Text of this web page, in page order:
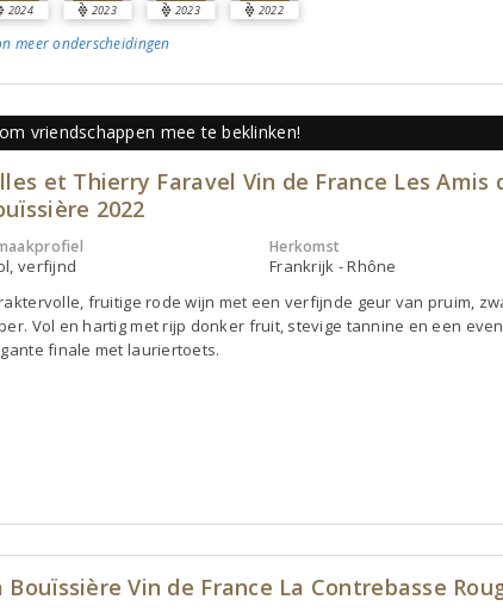
2024 2023 2023 2022
meeronderscheidingen
vriendschappen mee te beklinken!
et Thierry Faravel Vin de France Les Amis
2022
verfijnd
Herkomst
Frankrijk - Rhône
fruitige rode wijn met een verfijnde geur van pruim,
Vol en hartig met rijp donker fruit, stevige tannine en een
finale met lauriertoets.
Bouïssière Vin de France La Contrebasse